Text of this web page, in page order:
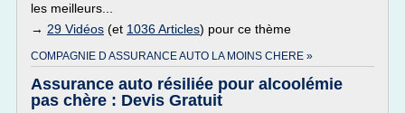
les meilleurs...
→ 29 Vidéos (et 1036 Articles) pour ce thème
COMPAGNIE D ASSURANCE AUTO LA MOINS CHERE »
Assurance auto résiliée pour alcoolémie
pas chère : Devis Gratuit